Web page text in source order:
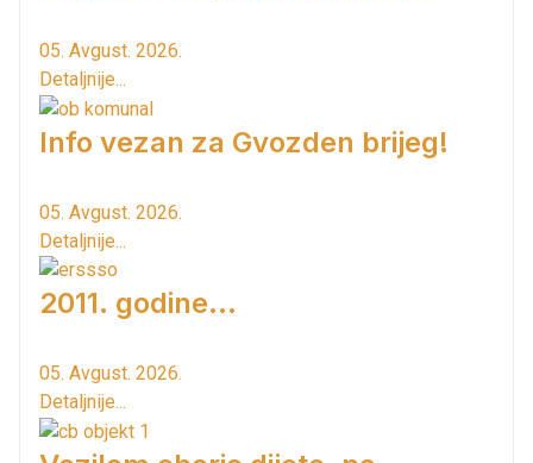
05. Avgust. 2026.
Detaljnije...
Info vezan za Gvozden brijeg!
05. Avgust. 2026.
Detaljnije...
2011. godine...
05. Avgust. 2026.
Detaljnije...